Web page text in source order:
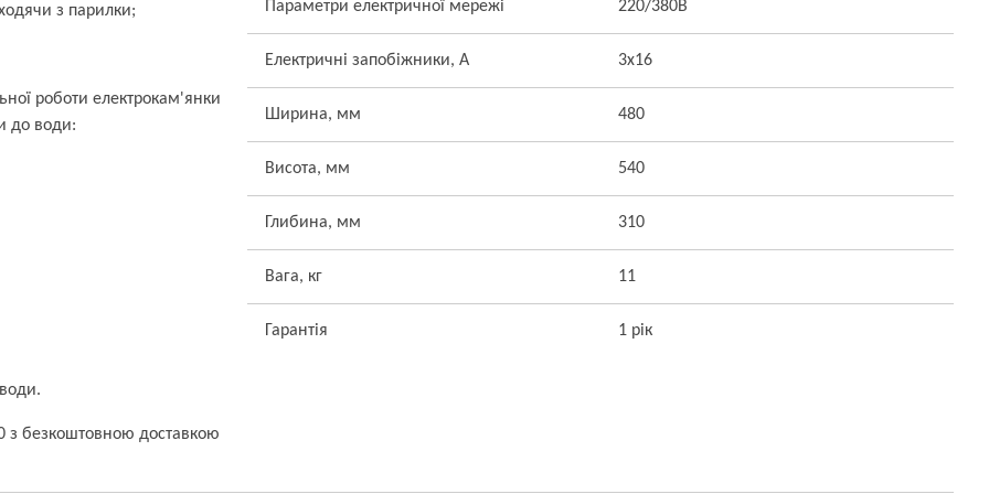
з парилки;
роботи електрокам'янки
до води:
з безкоштовною доставкою
Параметри електричної мережі 220/380В
Електричні запобіжники, А 3x16
Ширина, мм 480
Висота, мм 540
Глибина, мм 310
Вага, кг 11
Гарантія 1 рік